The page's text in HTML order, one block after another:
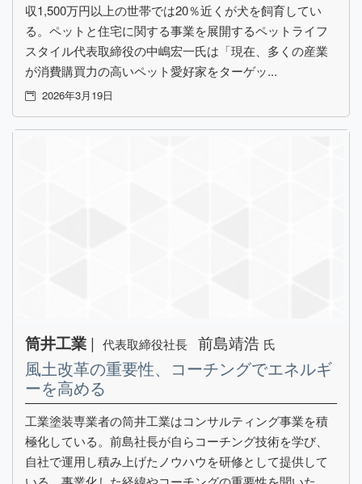
収1,500万円以上の世帯では20％近くが犬を飼育してい
る。ペットと住宅に関する事業を展開するペットライフ
スタイル代表取締役の中嶋宏一氏は「現在、多くの産業
が消費購買力の高いペット愛好家をターゲッ...
2026年3月19日
筒井工業 | 代表取締役社長 前島靖浩 氏
風土改革の重要性、コーチングでエネルギ
ーを高める
工業塗装専業者の筒井工業はコンサルティング事業を積
極化している。前島社長が自らコーチング技術を学び、
自社で運用し積み上げたノウハウを研修として提供して